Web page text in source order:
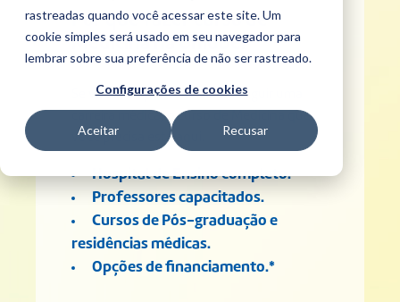
rastreadas quando você acessar este site. Um
cookie simples será usado em seu navegador para
lembrar sobre sua preferência de não ser rastreado.
Configurações de cookies
Aceitar Recusar
Por que fazer curso de
Medicina na Uniube?
Se você sempre sonhou em seguir uma
carreira médica, o curso de Medicina que
você precisa está aqui.
Hospital de Ensino completo.
Professores capacitados.
Cursos de Pós-graduação e
residências médicas.
Opções de financiamento.*